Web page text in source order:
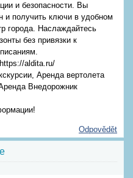
и безопасности. Вы
и получить ключи в удобном
города. Наслаждайтесь
без привязки к
aldita.ru/
Аренда вертолета
Внедорожник
Odpovědět